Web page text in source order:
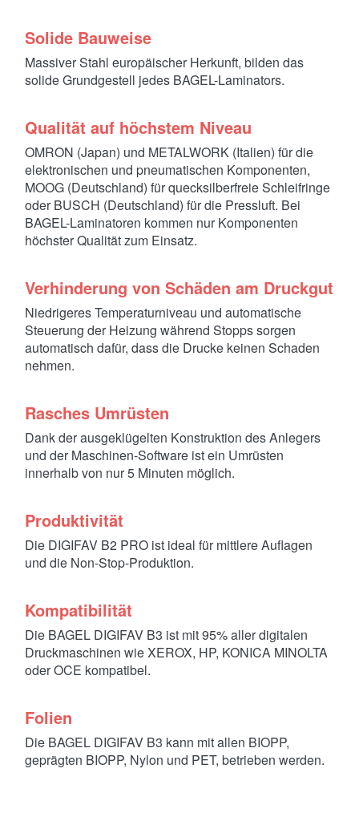
Solide Bauweise
Massiver Stahl europäischer Herkunft, bilden das
solide Grundgestell jedes BAGEL-Laminators.
Qualität auf höchstem Niveau
OMRON (Japan) und METALWORK (Italien) für die
elektronischen und pneumatischen Komponenten,
MOOG (Deutschland) für quecksilberfreie Schleifringe
oder BUSCH (Deutschland) für die Pressluft. Bei
BAGEL-Laminatoren kommen nur Komponenten
höchster Qualität zum Einsatz.
Verhinderung von Schäden am Druckgut
Niedrigeres Temperaturniveau und automatische
Steuerung der Heizung während Stopps sorgen
automatisch dafür, dass die Drucke keinen Schaden
nehmen.
Rasches Umrüsten
Dank der ausgeklügelten Konstruktion des Anlegers
und der Maschinen-Software ist ein Umrüsten
innerhalb von nur 5 Minuten möglich.
Produktivität
Die DIGIFAV B2 PRO ist ideal für mittlere Auflagen
und die Non-Stop-Produktion.
Kompatibilität
Die BAGEL DIGIFAV B3 ist mit 95% aller digitalen
Druckmaschinen wie XEROX, HP, KONICA MINOLTA
oder OCE kompatibel.
Folien
Die BAGEL DIGIFAV B3 kann mit allen BIOPP,
geprägten BIOPP, Nylon und PET, betrieben werden.